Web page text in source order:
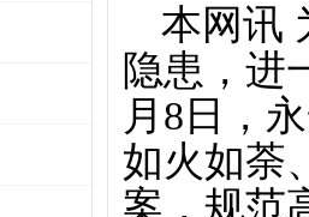
本网讯
隐患，进
月8日，
如火如荼
案，规范